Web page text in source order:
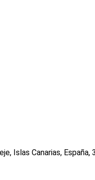
Islas Canarias,